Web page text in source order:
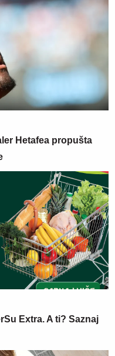
Hetafea propušta
Extra. A ti? Saznaj